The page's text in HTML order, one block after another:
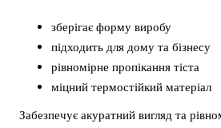
зберігає форму виробу
підходить для дому та бізнесу
рівномірне пропікання тіста
міцний термостійкий матеріал
Забезпечує акуратний вигляд та